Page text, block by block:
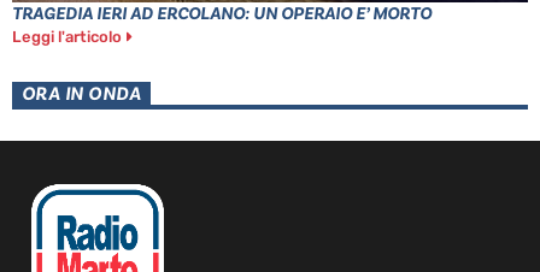
TRAGEDIA IERI AD ERCOLANO: UN OPERAIO E’ MORTO
Leggi l'articolo
ORA IN ONDA